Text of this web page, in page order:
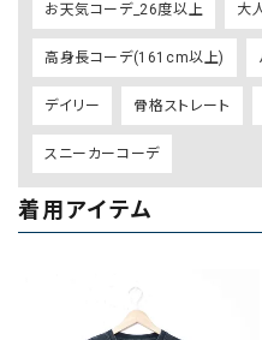
お天気コーデ_26度以上 大
高身長コーデ(161cm以上)
デイリー 骨格ストレート
スニーカーコーデ
着用アイテム